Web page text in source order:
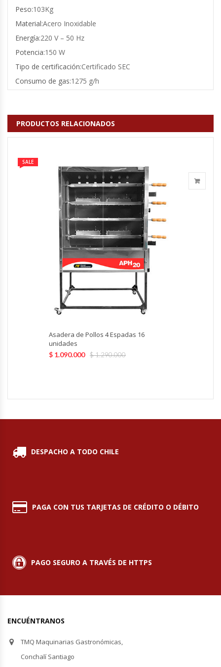
Fabricadoras De Hielo
Formadora De Pizza
Frigobar
Hervidores / Percoladores
Hornos A Piso Y Pizzeros
Hornos Cocción Acelerada
Hornos Eléctricos
Hornos Turbos / Convectores
Hornos Industriales
Laminadora De Masas
Molinillos Para Café
Ofertas Del Mes
Ovilladoras – Divisoras De Masa
Peladora De Papas
Peso:103Kg
Material:Acero Inoxidable
Energía:220 V – 50 Hz
Potencia:150 W
Tipo de certificación:Certificado SEC
Consumo de gas:1275 g/h
PRODUCTOS RELACIONADOS
SALE
Asadera de Pollos 4 Espadas 16
unidades
$1.290.000
$ 1.090.000
DESPACHO A TODO CHILE
PAGA CON TUS TARJETAS DE CRÉDITO O DÉBITO
PAGO SEGURO A TRAVÉS DE HTTPS
ENCUÉNTRANOS
TMQ Maquinarias Gastronómicas,
Conchalí Santiago